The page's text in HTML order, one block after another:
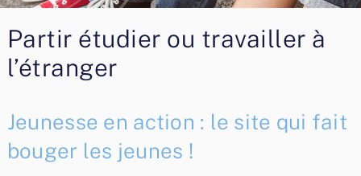
Partir étudier ou travailler à
l’étranger
Jeunesse en action : le site qui fait
bouger les jeunes !